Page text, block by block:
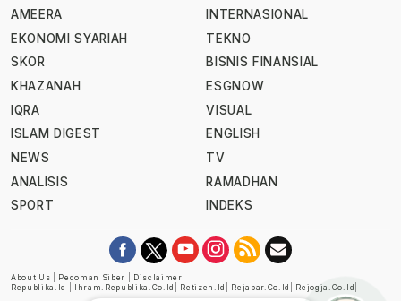
AMEERA
EKONOMI SYARIAH
SKOR
KHAZANAH
IQRA
ISLAM DIGEST
NEWS
ANALISIS
SPORT
INTERNASIONAL
TEKNO
BISNIS FINANSIAL
ESGNOW
VISUAL
ENGLISH
TV
RAMADHAN
INDEKS
About Us Pedoman Siber
Disclaimer
Republika.id
Ihram.republika.co.id Retizen.id Rejabar.co.id Rejogja.co.id